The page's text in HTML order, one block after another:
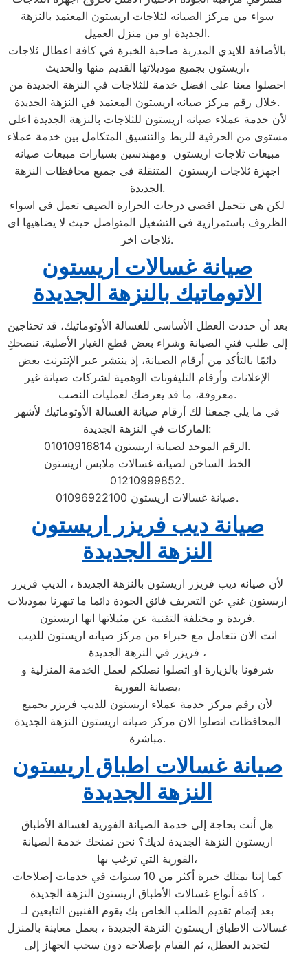
سواء من مركز الصيانه لثلاجات اريستون المعتمد بالنزهة
الجديدة او من منزل العميل.
بالأضافة للايدي المدربة صاحبة الخبرة في كافة اعطال ثلاجات
اريستون بجميع موديلاتها القديم منها والحديث،
احصلوا معنا على افضل خدمة للثلاجات في النزهة الجديدة من
خلال رقم مركز صيانه اريستون المعتمد في النزهة الجديدة.
لأن خدمة عملاء صيانه اريستون للثلاجات بالنزهة الجديدة اعلى
مستوى من الحرفية للربط والتنسيق المتكامل بين خدمة عملاء
مبيعات ثلاجات اريستون ومهندسين بسيارات مبيعات صيانه
اجهزة ثلاجات اريستون المتنقلة فى جميع محافظات النزهة
الجديدة.
لكن هى تتحمل اقصى درجات الحرارة الصيف تعمل فى اسواء
الظروف باستمرارية فى التشغيل المتواصل حيث لا يضاهيها اى
ثلاجات اخر.
صيانة غسالات اريستون
الاتوماتيك بالنزهة الجديدة
بعد أن حددت العطل الأساسي للغسالة الأوتوماتيك، قد تحتاجين
إلى طلب فني الصيانة وشراء بعض قطع الغيار الأصلية. ننصحكِ
دائمًا بالتأكد من أرقام الصيانة، إذ ينتشر عبر الإنترنت بعض
الإعلانات وأرقام التليفونات الوهمية لشركات صيانة غير
معروفة، ما قد يعرضك لعمليات النصب.
في ما يلي جمعنا لك أرقام صيانة الغسالة الأوتوماتيك لأشهر
الماركات في النزهة الجديدة:
الرقم الموحد لصيانة اريستون 01010916814.
الخط الساخن لصيانة غسالات ملابس اريستون
01210999852.
صيانة غسالات اريستون 01096922100.
صيانة ديب فريزر اريستون
النزهة الجديدة
لأن صيانه ديب فريزر اريستون بالنزهة الجديدة ، الديب فريزر
اريستون غني عن التعريف فائق الجودة دائما ما تبهرنا بموديلات
فريدة و مختلفة التقنية عن مثيلاتها انها اريستون.
انت الان تتعامل مع خبراء من مركز صيانه اريستون للديب
فريزر في النزهة الجديدة ،
شرفونا بالزيارة او اتصلوا نصلكم لعمل الخدمة المنزلية و
بصيانة الفورية،
لأن رقم مركز خدمة عملاء اريستون للديب فريزر بجميع
المحافظات اتصلوا الان مركز صيانه اريستون النزهة الجديدة
مباشرة.
صيانة غسالات اطباق اريستون
النزهة الجديدة
هل أنت بحاجة إلى خدمة الصيانة الفورية لغسالة الأطباق
اريستون النزهة الجديدة لديك؟ نحن نمنحك خدمة الصيانة
الفورية التي ترغب بها،
كما إننا نمتلك خبرة أكثر من 10 سنوات في خدمات إصلاحات
كافة أنواع غسالات الأطباق اريستون النزهة الجديدة ،
بعد إتمام تقديم الطلب الخاص بك يقوم الفنيين التابعين لـ
غسالات الاطباق اريستون النزهة الجديدة ، بعمل معاينة بالمنزل
لتحديد العطل، ثم القيام بإصلاحه دون سحب الجهاز إلى